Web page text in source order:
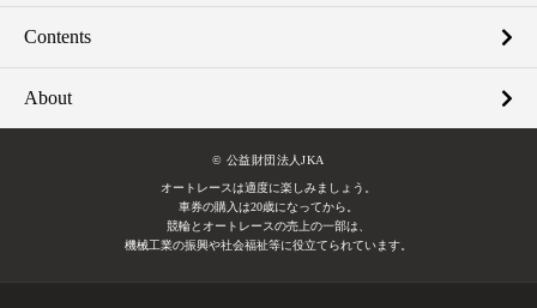
Contents
About
© 公益財団法人JKA
オートレースは適度に楽しみましょう。
車券の購入は20歳になってから。
競輪とオートレースの売上の一部は、
機械工業の振興や社会福祉等に役立てられています。